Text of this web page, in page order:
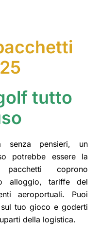
tutto
senza pensieri, un
potrebbe essere la
coprono
alloggio, tariffe del
aeroportuali. Puoi
tuo gioco e goderti
della logistica.